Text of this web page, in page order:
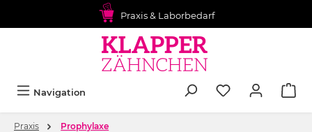
Praxis & Laborbedarf
Navigation
Praxis Prophylaxe